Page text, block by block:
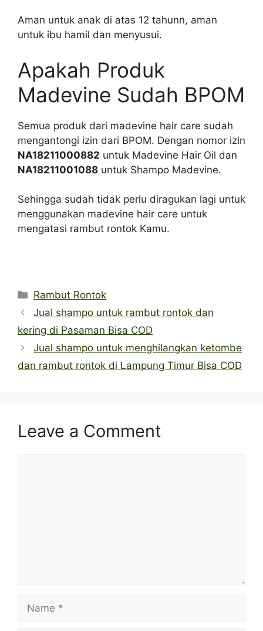
Aman untuk anak di atas 12 tahunn, aman
untuk ibu hamil dan menyusui.
Apakah Produk
Madevine Sudah BPOM
Semua produk dari madevine hair care sudah
mengantongi izin dari BPOM. Dengan nomor izin
NA18211000882 untuk Madevine Hair Oil dan
NA18211001088 untuk Shampo Madevine.
Sehingga sudah tidak perlu diragukan lagi untuk
menggunakan madevine hair care untuk
mengatasi rambut rontok Kamu.
Categories
Rambut Rontok
Jual shampo untuk rambut rontok dan
kering di Pasaman Bisa COD
Jual shampo untuk menghilangkan ketombe
dan rambut rontok di Lampung Timur Bisa COD
Leave a Comment